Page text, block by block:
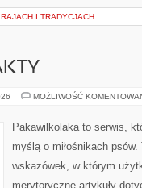
I TRADYCJACH
MOŻLIWOŚĆ
Pakawilkolaka to serwis,
myślą o miłośnikach
wskazówek, w którym
merytoryczne artykuły